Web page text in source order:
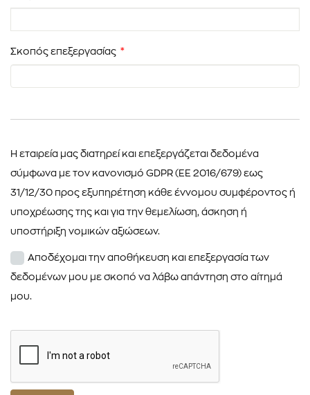
Σκοπός επεξεργασίας *
Η εταιρεία μας διατηρεί και επεξεργάζεται δεδομένα
σύμφωνα με τον κανονισμό GDPR (EE 2016/679) εως
31/12/30 προς εξυπηρέτηση κάθε έννομου συμφέροντος ή
υποχρέωσης της και για την θεμελίωση, άσκηση ή
υποστήριξη νομικών αξιώσεων.
Αποδέχομαι την αποθήκευση και επεξεργασία των
δεδομένων μου με σκοπό να λάβω απάντηση στο αίτημά
μου.